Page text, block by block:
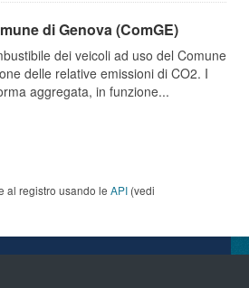
di Genova (ComGE)
dei veicoli ad uso del Comune
delle relative emissioni di CO2. I
aggregata, in funzione...
al registro usando le API (vedi